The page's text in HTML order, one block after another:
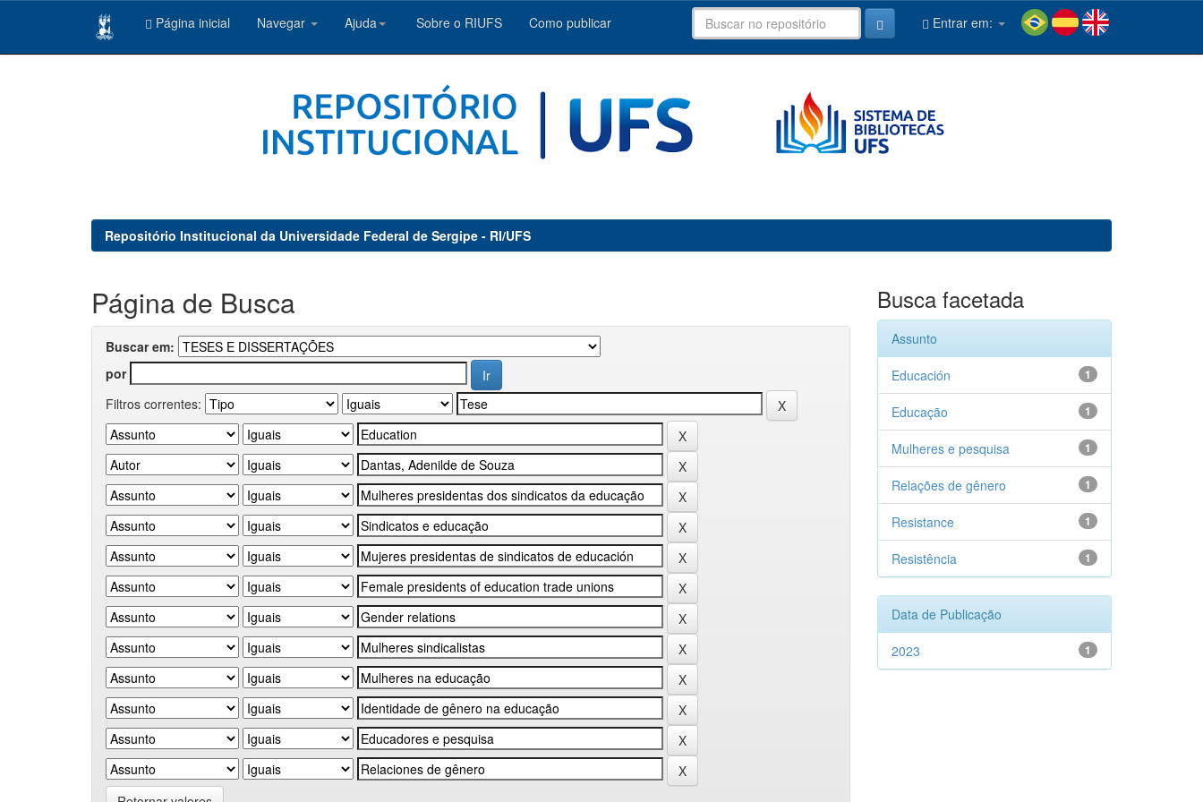
Página inicial Navegar Ajuda Sobre o RIUFS Como publicar Entrar em:
Repositório Institucional da Universidade Federal de Sergipe - RI/UFS
Página de Busca
Buscar em:
por
Filtros correntes:
Busca facetada
Assunto
1
Educación
1
Educação
1
Mulheres e pesquisa
1
Relações de gênero
1
Resistance
1
Resistência
Data de Publicação
1
2023